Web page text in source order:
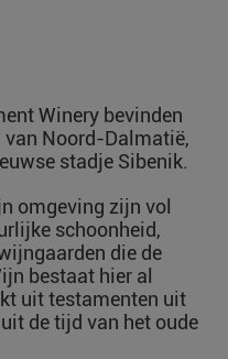
Winery bevinden
Noord-Dalmatië,
stadje Sibenik.
omgeving zijn vol
schoonheid,
die de
bestaat hier al
uit testamenten uit
de tijd van het oude